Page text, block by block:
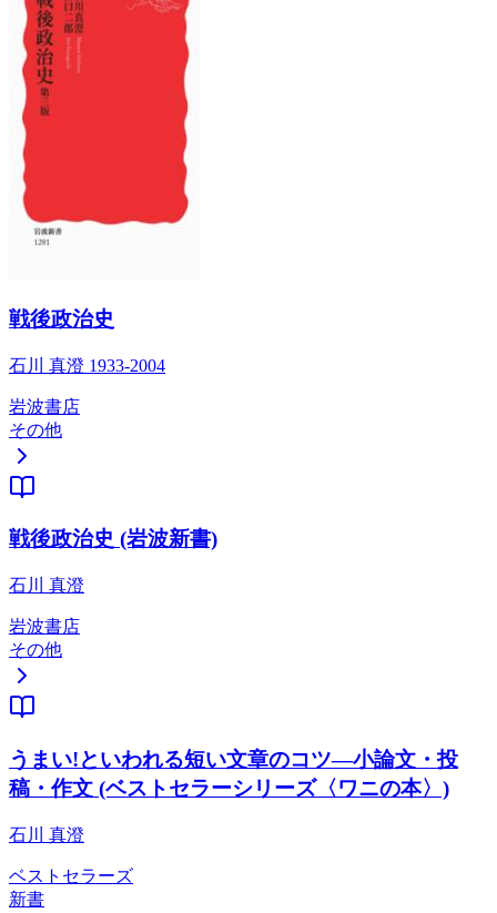
戦後政治史
石川 真澄 1933-2004
岩波書店
その他
戦後政治史 (岩波新書)
石川 真澄
岩波書店
その他
うまい!といわれる短い文章のコツ―小論文・投
稿・作文 (ベストセラーシリーズ〈ワニの本〉)
石川 真澄
ベストセラーズ
新書